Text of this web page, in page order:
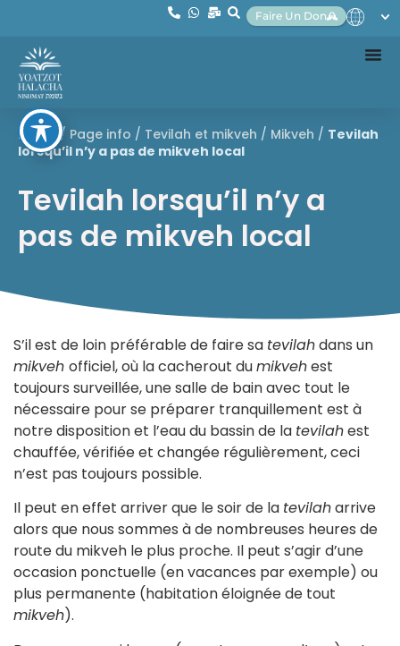
Faire Un Don
Home / Page info / Tevilah et mikveh / Mikveh / Tevilah
lorsqu’il n’y a pas de mikveh local
Tevilah lorsqu’il n’y a
pas de mikveh local
S’il est de loin préférable de faire sa tevilahdans un
mikveh officiel, où la cacherout dumikvehest
toujours surveillée, une salle de bain avec tout le
nécessaire pour se préparer tranquillement est à
notre disposition et l’eau du bassin de la tevilahest
chauffée, vérifiée et changée régulièrement, ceci
n’est pas toujours possible.
Il peut en effet arriver que le soir de la tevilaharrive
alors que nous sommes à de nombreuses heures de
route du mikveh le plus proche. Il peut s’agir d’une
occasion ponctuelle (en vacances par exemple) ou
plus permanente (habitation éloignée de tout
mikveh).